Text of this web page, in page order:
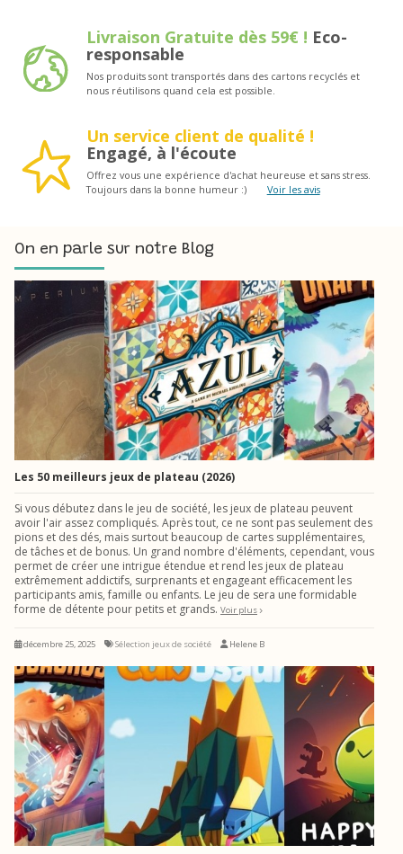
Livraison Gratuite dès 59€ ! Eco-
responsable
Nos produits sont transportés dans des cartons recyclés et
nous réutilisons quand cela est possible.
Un service client de qualité !
Engagé, à l'écoute
Offrez vous une expérience d'achat heureuse et sans stress.
Toujours dans la bonne humeur :)
Voir les avis
On en parle sur notre Blog
Les 50 meilleurs jeux de plateau (2026)
Si vous débutez dans le jeu de société, les jeux de plateau peuvent
avoir l'air assez compliqués. Après tout, ce ne sont pas seulement des
pions et des dés, mais surtout beaucoup de cartes supplémentaires,
de tâches et de bonus. Un grand nombre d'éléments, cependant, vous
permet de créer une intrigue étendue et rend les jeux de plateau
extrêmement addictifs, surprenants et engageant efficacement les
participants amis, famille ou enfants. Le jeu de sera une formidable
forme de détente pour petits et grands. Voir plus
décembre 25, 2025 Sélection jeux de société Helene B